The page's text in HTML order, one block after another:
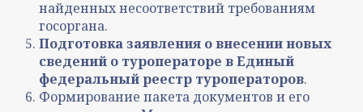
найденных несоответствий требованиям
госоргана.
Подготовка заявления о внесении новых
сведений о туроператоре в Единый
федеральный реестр туроператоров.
Формирование пакета документов и его